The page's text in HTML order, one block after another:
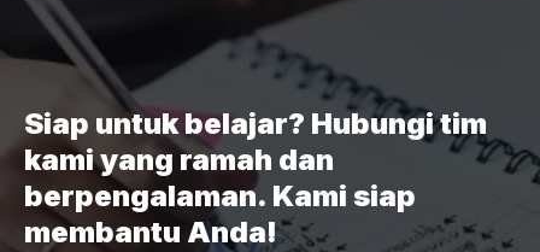
Siap untuk belajar? Hubungi tim
kami yang ramah dan
berpengalaman. Kami siap
membantu Anda!